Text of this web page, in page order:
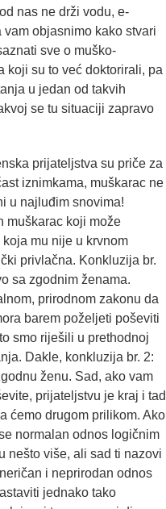
nas ne drži vodu, e-
objasnimo kako stvari
sve o muško-
koji su to već doktorirali, pa
u jedan od takvih
se tu situaciji zapravo
prijateljstva su priče za
iznimkama, muškarac ne
u najluđim snovima!
muškarac koji može
mu nije u krvnom
privlačna. Konkluzija br.
sa zgodnim ženama.
prirodnom zakonu da
barem poželjeti poševiti
smo riješili u prethodnoj
Dakle, konkluzija br. 2:
ženu. Sad, ako vam
prijateljstvu je kraj i tad
ćemo drugom prilikom. Ako
normalan odnos logičnim
nešto više, ali sad ti nazovi
i neprirodan odnos
jednako tako